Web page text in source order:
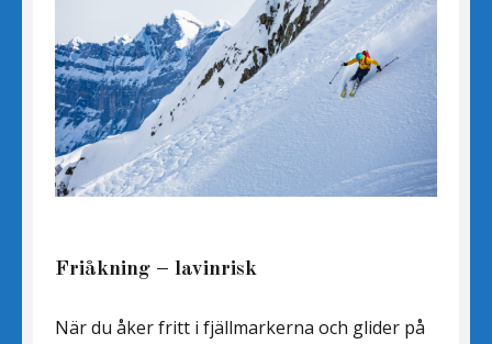
Friåkning – lavinrisk
När du åker fritt i fjällmarkerna och glider på